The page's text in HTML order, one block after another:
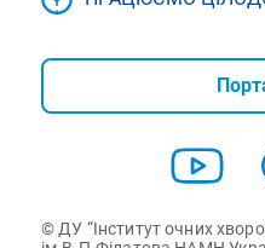
© ДУ “Інститут очних